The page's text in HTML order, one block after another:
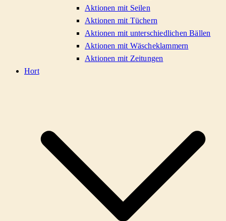
Aktionen mit Seilen
Aktionen mit Tüchern
Aktionen mit unterschiedlichen Bällen
Aktionen mit Wäscheklammern
Aktionen mit Zeitungen
Hort